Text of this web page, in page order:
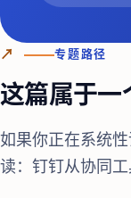
↗ 专题路径
这篇属于一
如果你正在系统
读： 钉钉从协同